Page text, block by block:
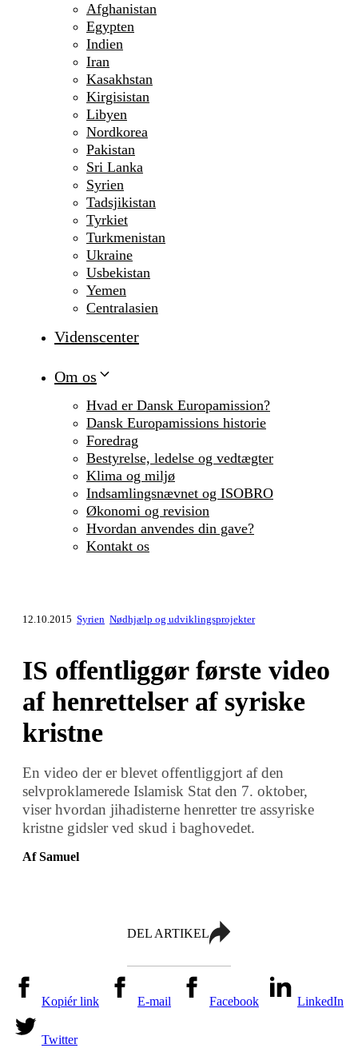
Afghanistan
Egypten
Indien
Iran
Kasakhstan
Kirgisistan
Libyen
Nordkorea
Pakistan
Sri Lanka
Syrien
Tadsjikistan
Tyrkiet
Turkmenistan
Ukraine
Usbekistan
Yemen
Centralasien
Videnscenter
Om os
Hvad er Dansk Europamission?
Dansk Europamissions historie
Foredrag
Bestyrelse, ledelse og vedtægter
Klima og miljø
Indsamlingsnævnet og ISOBRO
Økonomi og revision
Hvordan anvendes din gave?
Kontakt os
12.10.2015 Syrien Nødhjælp og udviklingsprojekter
IS offentliggør første video
af henrettelser af syriske
kristne
En video der er blevet offentliggjort af den
selvproklamerede Islamisk Stat den 7. oktober,
viser hvordan jihadisterne henretter tre assyriske
kristne gidsler ved skud i baghovedet.
Af Samuel
DEL ARTIKEL
Kopiér link E-mail Facebook LinkedIn
Twitter